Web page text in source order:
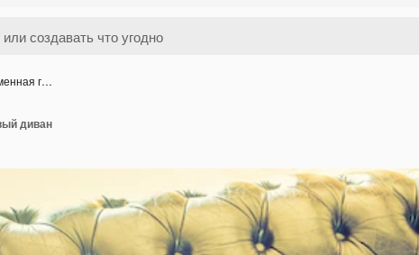
г…
диван